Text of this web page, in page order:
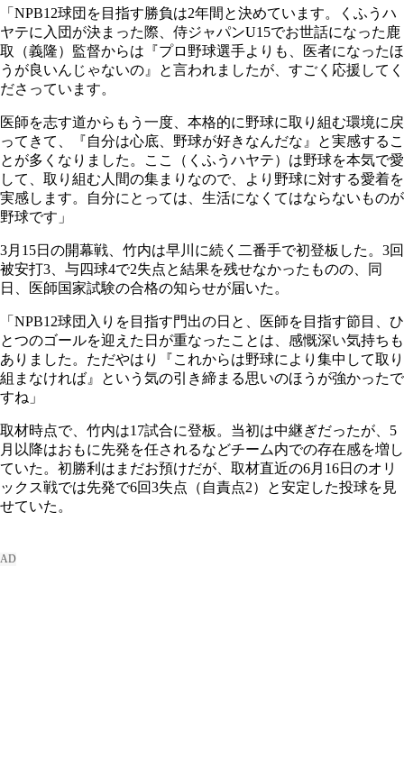
「NPB12球団を目指す勝負は2年間と決めています。くふうハ
ヤテに入団が決まった際、侍ジャパンU15でお世話になった鹿
取（義隆）監督からは『プロ野球選手よりも、医者になったほ
うが良いんじゃないの』と言われましたが、すごく応援してく
ださっています。
医師を志す道からもう一度、本格的に野球に取り組む環境に戻
ってきて、『自分は心底、野球が好きなんだな』と実感するこ
とが多くなりました。ここ（くふうハヤテ）は野球を本気で愛
して、取り組む人間の集まりなので、より野球に対する愛着を
実感します。自分にとっては、生活になくてはならないものが
野球です」
3月15日の開幕戦、竹内は早川に続く二番手で初登板した。3回
被安打3、与四球4で2失点と結果を残せなかったものの、同
日、医師国家試験の合格の知らせが届いた。
「NPB12球団入りを目指す門出の日と、医師を目指す節目、ひ
とつのゴールを迎えた日が重なったことは、感慨深い気持ちも
ありました。ただやはり『これからは野球により集中して取り
組まなければ』という気の引き締まる思いのほうが強かったで
すね」
取材時点で、竹内は17試合に登板。当初は中継ぎだったが、5
月以降はおもに先発を任されるなどチーム内での存在感を増し
ていた。初勝利はまだお預けだが、取材直近の6月16日のオリ
ックス戦では先発で6回3失点（自責点2）と安定した投球を見
せていた。